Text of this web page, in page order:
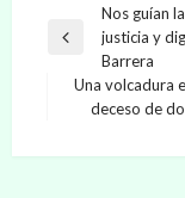
Navegación
de
entradas
Entrada
anterior
Nos guían
justicia y
Barrera
Entrada
Una volcadura
deceso de